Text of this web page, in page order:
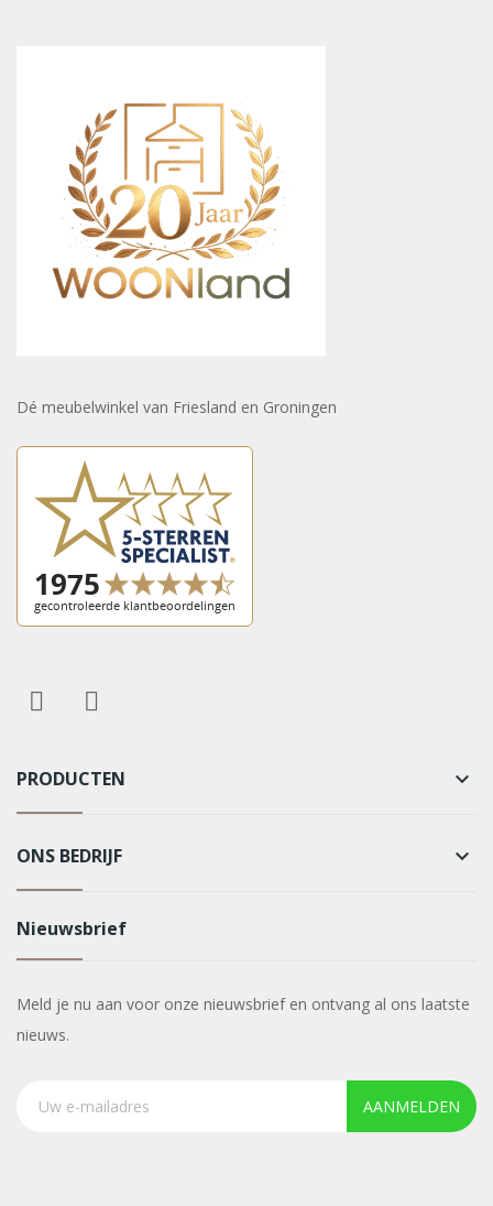
Dé meubelwinkel van Friesland en Groningen
PRODUCTEN keyboard_arrow_down
ONS BEDRIJF keyboard_arrow_down
Nieuwsbrief
Meld je nu aan voor onze nieuwsbrief en ontvang al ons laatste
nieuws.
AANMELDEN